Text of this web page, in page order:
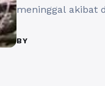
meninggal akibat
menjadi
BY